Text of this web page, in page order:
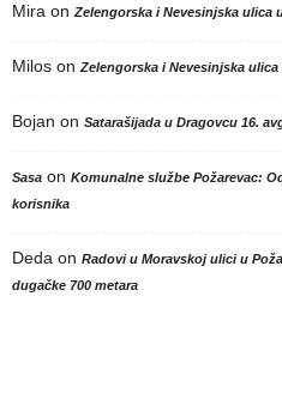
Mira onZelengorska i Nevesinjska ulica
Milos onZelengorska i Nevesinjska
Bojan on Satarašijada u Dragovcu 16.
Sasa on Komunalne službe Požarevac:
korisnika
Deda on Radovi u Moravskoj ulici u
dugačke 700 metara